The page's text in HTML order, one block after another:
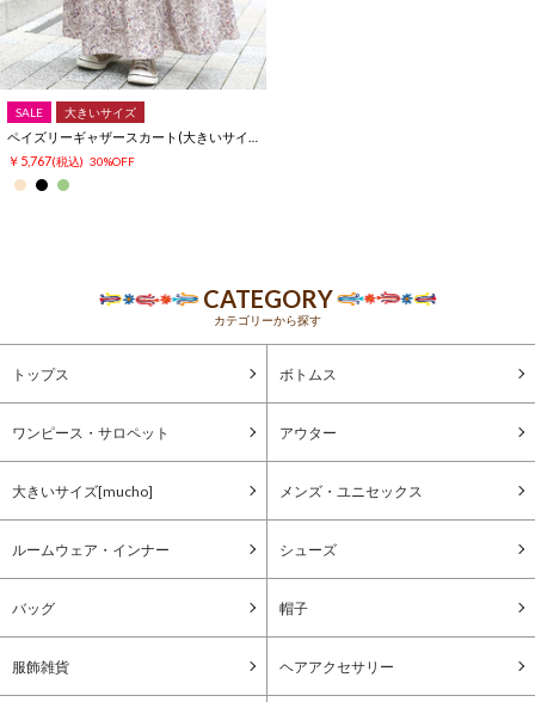
SALE 大きいサイズ
￥5,767(税込) 30%OFF
CATEGORY
カテゴリーから探す
トップス ボトムス
ワンピース・サロペット アウター
大きいサイズ[mucho] メンズ・ユニセックス
ルームウェア・インナー シューズ
バッグ 帽子
服飾雑貨 ヘアアクセサリー